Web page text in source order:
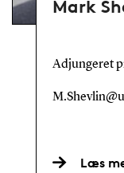
Mark
Adjungeret
Læs